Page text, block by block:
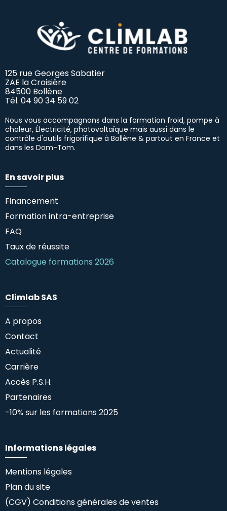
125 rue Georges Sabatier
ZAE la Croisière
84500 Bollène
Tél. 04 90 34 59 02
Nous vous accompagnons dans la formation froid, pompe à
chaleur, Électricité, photovoltaïque mais aussi dans le
contrôle d'outils frigorifique à Bollène & partout en France et
dans les Dom-Tom.
En savoir plus
Financement
Formation intra-entreprise
FAQ
Taux de réussite
Catalogue formations 2026
Climlab SAS
A propos
Contact
Actualité
Carrière
Accès P.S.H.
Partenaires
-10% sur les formations 2025
Informations légales
Mentions légales
Plan du site
(CGV) Conditions générales de ventes